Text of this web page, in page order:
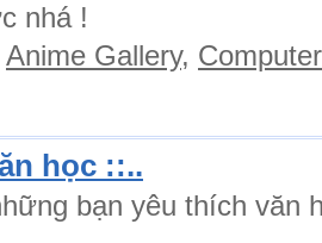
nhá !
Anime Gallery, Computer
học ::..
bạn yêu thích văn